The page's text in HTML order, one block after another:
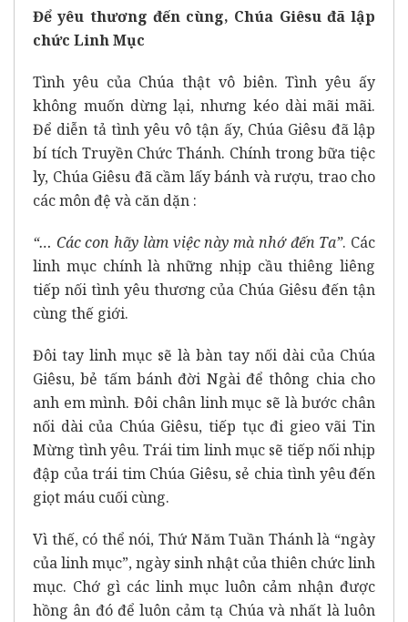
Để yêu thương đến cùng, Chúa Giêsu đã lập
chức Linh Mục
Tình yêu của Chúa thật vô biên. Tình yêu ấy
không muốn dừng lại, nhưng kéo dài mãi mãi.
Để diễn tả tình yêu vô tận ấy, Chúa Giêsu đã lập
bí tích Truyền Chức Thánh. Chính trong bữa tiệc
ly, Chúa Giêsu đã cầm lấy bánh và rượu, trao cho
các môn đệ và căn dặn :
“… Các con hãy làm việc này mà nhớ đến Ta”. Các
linh mục chính là những nhịp cầu thiêng liêng
tiếp nối tình yêu thương của Chúa Giêsu đến tận
cùng thế giới.
Đôi tay linh mục sẽ là bàn tay nối dài của Chúa
Giêsu, bẻ tấm bánh đời Ngài để thông chia cho
anh em mình. Đôi chân linh mục sẽ là bước chân
nối dài của Chúa Giêsu, tiếp tục đi gieo vãi Tin
Mừng tình yêu. Trái tim linh mục sẽ tiếp nối nhịp
đập của trái tim Chúa Giêsu, sẻ chia tình yêu đến
giọt máu cuối cùng.
Vì thế, có thể nói, Thứ Năm Tuần Thánh là “ngày
của linh mục”, ngày sinh nhật của thiên chức linh
mục. Chớ gì các linh mục luôn cảm nhận được
hồng ân đó để luôn cảm tạ Chúa và nhất là luôn